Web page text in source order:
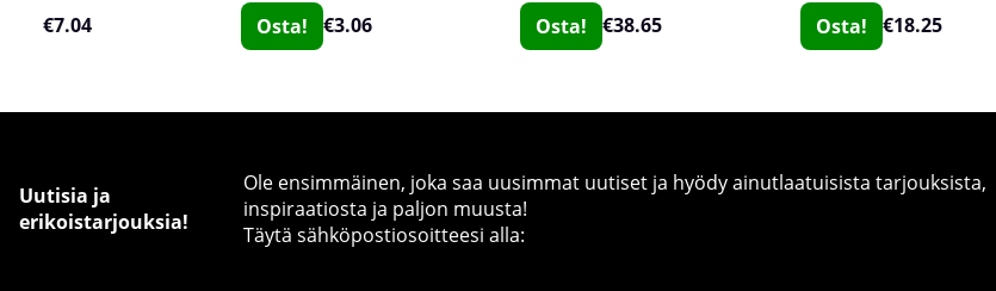
€7.04 Osta! €3.06 Osta! €38.65 Osta! €18.25
Uutisia ja
erikoistarjouksia!
Ole ensimmäinen, joka saa uusimmat uutiset ja hyödy ainutlaatuisista tarjouksista,
inspiraatiosta ja paljon muusta!
Täytä sähköpostiosoitteesi alla: